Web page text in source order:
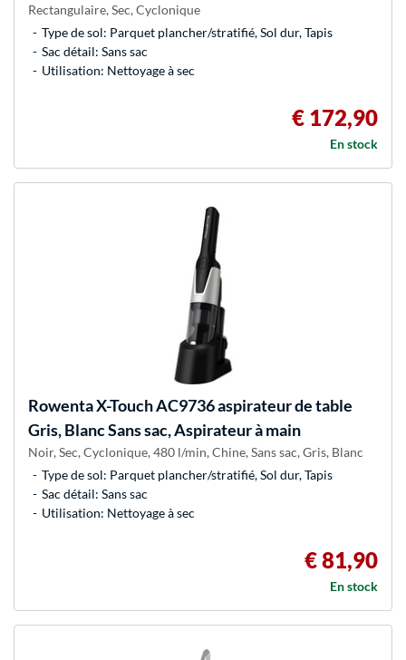
Rectangulaire, Sec, Cyclonique
Type de sol: Parquet plancher/stratifié, Sol dur, Tapis
Sac détail: Sans sac
Utilisation: Nettoyage à sec
€ 172,90
En stock
RowentaX-Touch AC9736 aspirateur de table
Gris, Blanc Sans sac, Aspirateur à main
Noir, Sec, Cyclonique, 480 l/min, Chine, Sans sac, Gris, Blanc
Type de sol: Parquet plancher/stratifié, Sol dur, Tapis
Sac détail: Sans sac
Utilisation: Nettoyage à sec
€ 81,90
En stock